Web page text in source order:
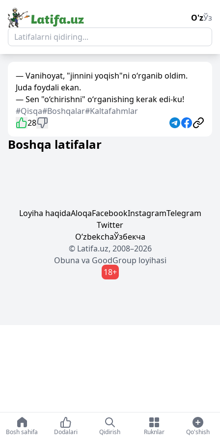
O'zЎз
— Vanihoyat, "jinnini yoqish"ni o‘rganib oldim.
Juda foydali ekan.
— Sen "o‘chirishni" o‘rganishing kerak edi-ku!
#Qisqa#Boshqalar#Kaltafahmlar
28
Boshqa latifalar
Loyiha haqidaAloqaFacebookInstagramTelegram
Twitter
OʼzbekchaЎзбекча
© Latifa.uz, 2008–2026
Obuna va GoodGroup loyihasi
18+
Bosh sahifa Dodalari Qidirish Ruknlar Qo'shish